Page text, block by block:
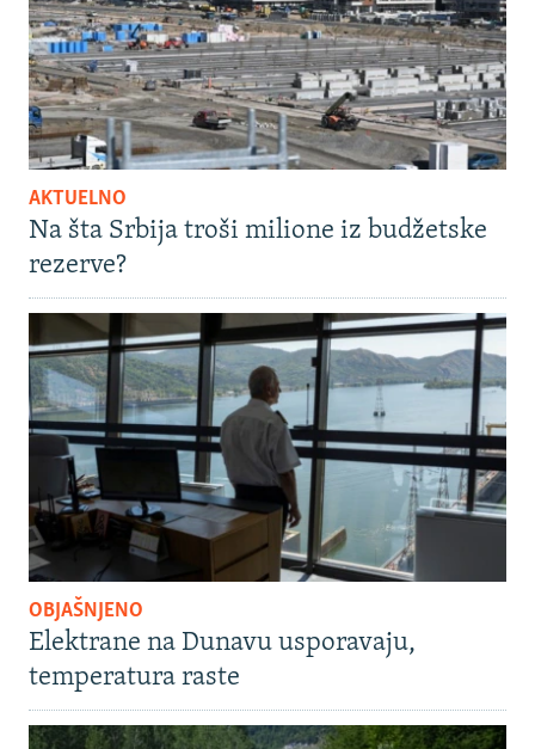
AKTUELNO
Na šta Srbija troši milione iz budžetske
rezerve?
OBJAŠNJENO
Elektrane na Dunavu usporavaju,
temperatura raste